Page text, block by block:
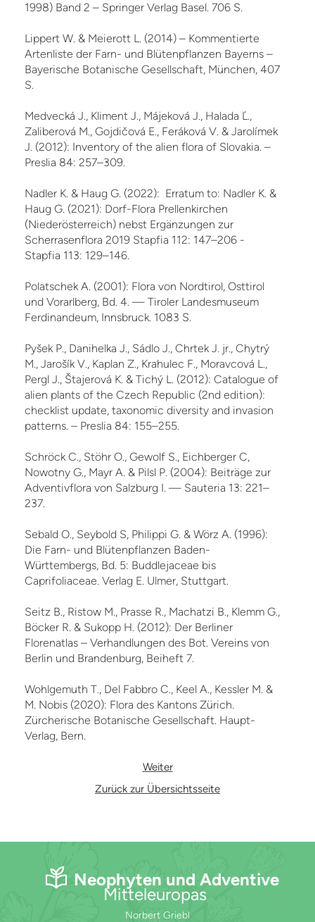
1998) Band 2 – Springer Verlag Basel. 706 S.
Lippert W. & Meierott L. (2014) – Kommentierte
Artenliste der Farn- und Blütenpflanzen Bayerns –
Bayerische Botanische Gesellschaft, München, 407
S.
Medvecká J., Kliment J., Májeková J., Halada Ľ.,
Zaliberová M., Gojdičová E., Feráková V. & Jarolímek
J. (2012): Inventory of the alien flora of Slovakia. –
Preslia 84: 257–309.
Nadler K. & Haug G. (2022): Erratum to: Nadler K. &
Haug G. (2021): Dorf-Flora Prellenkirchen
(Niederösterreich) nebst Ergänzungen zur
Scherrasenflora 2019 Stapfia 112: 147–206 -
Stapfia 113: 129–146.
Polatschek A. (2001): Flora von Nordtirol, Osttirol
und Vorarlberg, Bd. 4. — Tiroler Landesmuseum
Ferdinandeum, Innsbruck. 1083 S.
Pyšek P., Danihelka J., Sádlo J., Chrtek J. jr., Chytrý
M., Jarošík V., Kaplan Z., Krahulec F., Moravcová L.,
Pergl J., Štajerová K. & Tichý L. (2012): Catalogue of
alien plants of the Czech Re­public (2nd edition):
checklist update, taxonomic diversity and invasion
patterns. – Preslia 84: 155–255.
Schröck C., Stöhr O., Gewolf S., Eichberger C,
Nowotny G., Mayr A. & Pilsl P. (2004): Beiträge zur
Adventivflora von Salzburg I. — Sauteria 13: 221–
237.
Sebald O., Seybold S, Philippi G. & Wörz A. (1996):
Die Farn- und Blütenpflanzen Baden-
Württembergs, Bd. 5: Buddlejaceae bis
Caprifoliaceae. Verlag E. Ulmer, Stuttgart.
Seitz B., Ristow M., Prasse R., Machatzi B., Klemm G.,
Böcker R. & Sukopp H. (2012): Der Berliner
Florenatlas – Verhandlungen des Bot. Vereins von
Berlin und Brandenburg, Beiheft 7.
Wohlgemuth T., Del Fabbro C., Keel A., Kessler M. &
M. Nobis (2020): Flora des Kantons Zürich.
Zürcherische Botanische Gesellschaft. Haupt-
Verlag, Bern.
Weiter
Zurück zur Übersichtsseite
Neophyten und Adventive
Mitteleuropas
Norbert Griebl